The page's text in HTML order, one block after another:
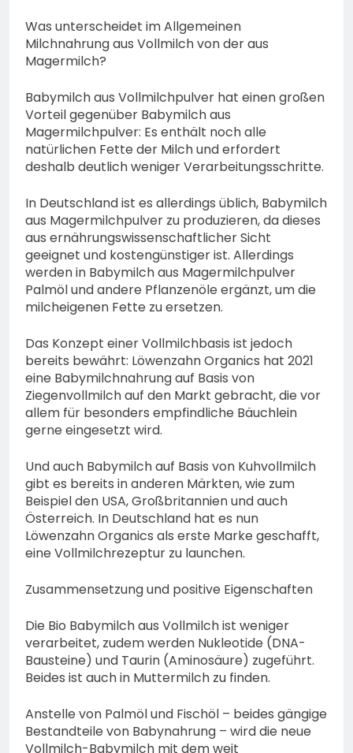
Was unterscheidet im Allgemeinen
Milchnahrung aus Vollmilch von der aus
Magermilch?
Babymilch aus Vollmilchpulver hat einen großen
Vorteil gegenüber Babymilch aus
Magermilchpulver: Es enthält noch alle
natürlichen Fette der Milch und erfordert
deshalb deutlich weniger Verarbeitungsschritte.
In Deutschland ist es allerdings üblich, Babymilch
aus Magermilchpulver zu produzieren, da dieses
aus ernährungswissenschaftlicher Sicht
geeignet und kostengünstiger ist. Allerdings
werden in Babymilch aus Magermilchpulver
Palmöl und andere Pflanzenöle ergänzt, um die
milcheigenen Fette zu ersetzen.
Das Konzept einer Vollmilchbasis ist jedoch
bereits bewährt: Löwenzahn Organics hat 2021
eine Babymilchnahrung auf Basis von
Ziegenvollmilch auf den Markt gebracht, die vor
allem für besonders empfindliche Bäuchlein
gerne eingesetzt wird.
Und auch Babymilch auf Basis von Kuhvollmilch
gibt es bereits in anderen Märkten, wie zum
Beispiel den USA, Großbritannien und auch
Österreich. In Deutschland hat es nun
Löwenzahn Organics als erste Marke geschafft,
eine Vollmilchrezeptur zu launchen.
Zusammensetzung und positive Eigenschaften
Die Bio Babymilch aus Vollmilch ist weniger
verarbeitet, zudem werden Nukleotide (DNA-
Bausteine) und Taurin (Aminosäure) zugeführt.
Beides ist auch in Muttermilch zu finden.
Anstelle von Palmöl und Fischöl – beides gängige
Bestandteile von Babynahrung – wird die neue
Vollmilch-Babymilch mit dem weit